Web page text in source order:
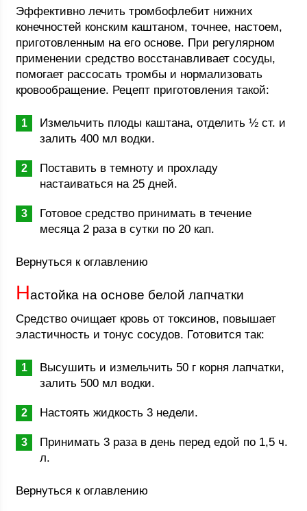
Эффективно лечить тромбофлебит нижних
конечностей конским каштаном, точнее, настоем,
приготовленным на его основе. При регулярном
применении средство восстанавливает сосуды,
помогает рассосать тромбы и нормализовать
кровообращение. Рецепт приготовления такой:
Измельчить плоды каштана, отделить ½ ст. и
залить 400 мл водки.
Поставить в темноту и прохладу
настаиваться на 25 дней.
Готовое средство принимать в течение
месяца 2 раза в сутки по 20 кап.
Вернуться к оглавлению
Настойка на основе белой лапчатки
Средство очищает кровь от токсинов, повышает
эластичность и тонус сосудов. Готовится так:
Высушить и измельчить 50 г корня лапчатки,
залить 500 мл водки.
Настоять жидкость 3 недели.
Принимать 3 раза в день перед едой по 1,5 ч.
л.
Вернуться к оглавлению